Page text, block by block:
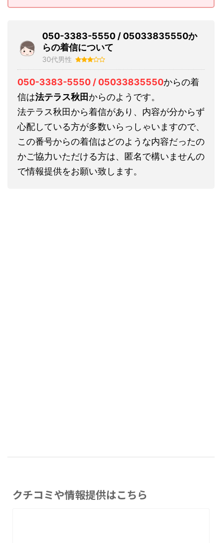
050-3383-5550 / 05033835550か
らの着信について
30代男性
050-3383-5550 / 05033835550からの着
信は法テラス秋田からのようです。
法テラス秋田から着信があり、内容が分からず
心配している方が多数いらっしゃいますので、
この番号からの着信はどのような内容だったの
かご協力いただける方は、匿名で構いませんの
で情報提供をお願い致します。
クチコミや情報提供はこちら